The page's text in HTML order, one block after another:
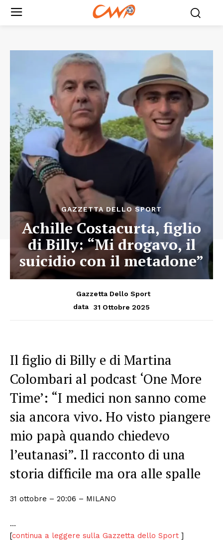
GAZZETTA DELLO SPORT
Achille Costacurta, figlio
di Billy: “Mi drogavo, il
suicidio con il metadone”
Gazzetta Dello Sport
data
31 Ottobre 2025
Il figlio di Billy e di Martina
Colombari al podcast ‘One More
Time’: “I medici non sanno come
sia ancora vivo. Ho visto piangere
mio papà quando chiedevo
l’eutanasi”. Il racconto di una
storia difficile ma ora alle spalle
31 ottobre – 20:06 – MILANO
…
[continua a leggere sulla Gazzetta dello Sport ]